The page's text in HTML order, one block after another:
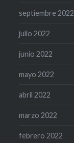
septiembre 2022
julio 2022
junio 2022
mayo 2022
abril 2022
marzo 2022
febrero 2022